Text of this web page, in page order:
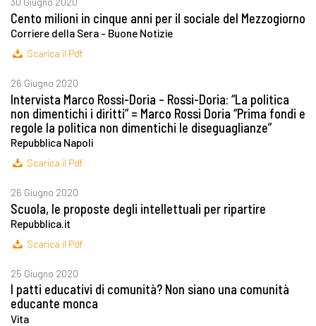
Cento milioni in cinque anni per il sociale del Mezzogiorno
Corriere della Sera - Buone Notizie
Scarica il Pdf
26 Giugno 2020
Intervista Marco Rossi-Doria – Rossi-Doria: “La politica
non dimentichi i diritti” = Marco Rossi Doria “Prima fondi e
regole la politica non dimentichi le diseguaglianze”
Repubblica Napoli
Scarica il Pdf
26 Giugno 2020
Scuola, le proposte degli intellettuali per ripartire
Repubblica.it
Scarica il Pdf
25 Giugno 2020
I patti educativi di comunità? Non siano una comunità
educante monca
Vita